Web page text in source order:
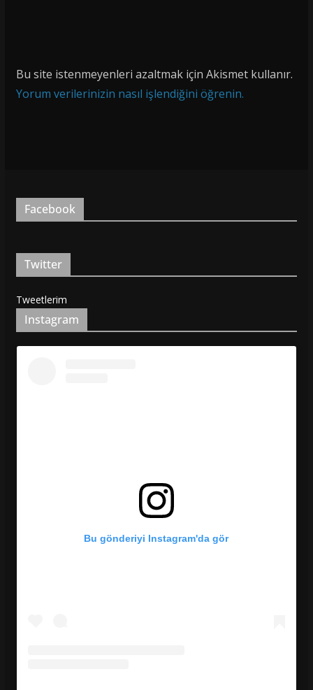
Bu site istenmeyenleri azaltmak için Akismet kullanır.
Yorum verilerinizin nasıl işlendiğini öğrenin.
Facebook
Twitter
Tweetlerim
Instagram
Bu gönderiyi Instagram'da gör